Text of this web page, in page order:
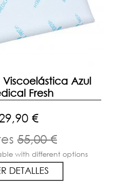
Azul
Fresh
€
55,00 €
with different options
DETALLES